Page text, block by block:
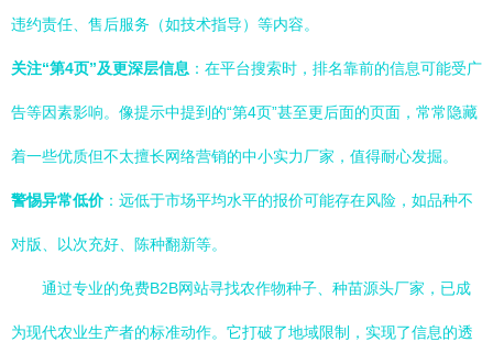
违约责任、售后服务（如技术指导）等内容。
关注“第4页”及更深层信息 ：在平台搜索时，排名靠前的信息可能受广
告等因素影响。像提示中提到的“第4页”甚至更后面的页面，常常隐藏
着一些优质但不太擅长网络营销的中小实力厂家，值得耐心发掘。
警惕异常低价：远低于市场平均水平的报价可能存在风险，如品种不
对版、以次充好、陈种翻新等。
通过专业的免费B2B网站寻找农作物种子、种苗源头厂家，已成
为现代农业生产者的标准动作。它打破了地域限制，实现了信息的透